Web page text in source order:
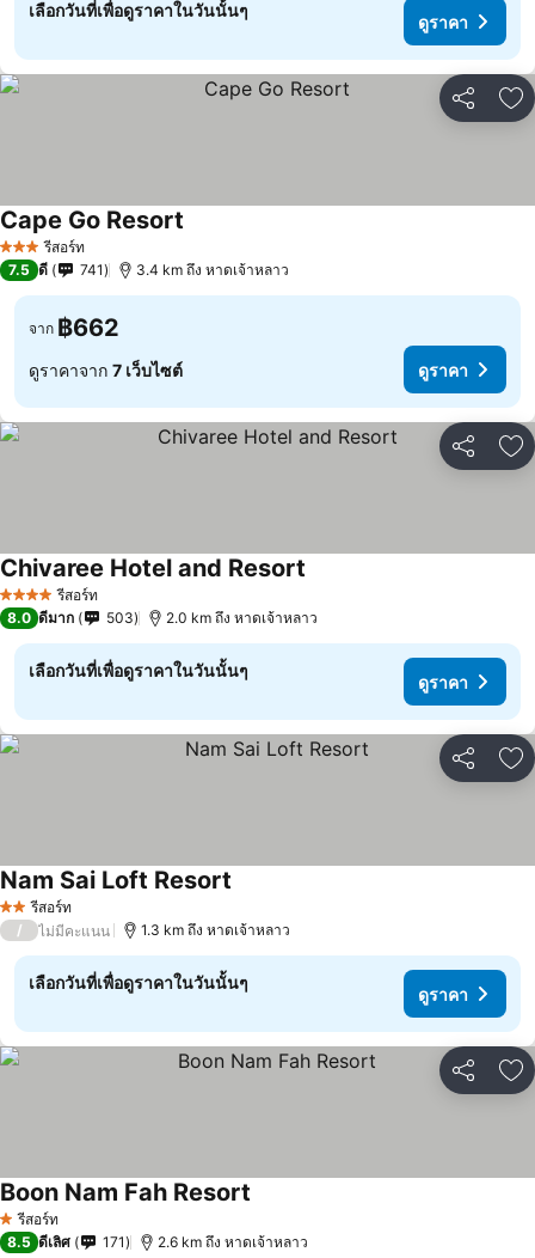
เลือกวันที่เพื่อดูราคาในวันนั้นๆ
ดูราคา
แชร์ เ
3 ดาว รีสอร์ท
Cape Go Resort
7.5 ดี 741 3.4 km ถึง หาดเจ้าหลาว
จาก ฿662
ดูราคาจาก 7 เว็บไซต์ ดูราคา
แชร์ เ
4 ดาว รีสอร์ท
Chivaree Hotel and Resort
8.0 ดีมาก 503 2.0 km ถึง หาดเจ้าหลาว
เลือกวันที่เพื่อดูราคาในวันนั้นๆ
ดูราคา
แชร์ เ
2 ดาวรีสอร์ท
Nam Sai Loft Resort
/ ไม่มีคะแนน 1.3 km ถึง หาดเจ้าหลาว
เลือกวันที่เพื่อดูราคาในวันนั้นๆ
ดูราคา
แชร์ เ
1 ดาวรีสอร์ท
Boon Nam Fah Resort
8.5 ดีเลิศ 171 2.6 km ถึง หาดเจ้าหลาว